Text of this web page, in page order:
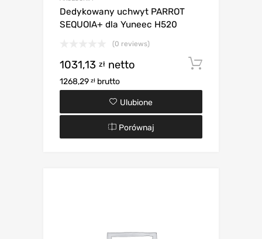
Dedykowany uchwyt PARROT
SEQUOIA+ dla Yuneec H520
(0 reviews)
1031,13 zł netto
1268,29 zł brutto
Ulubione
Porównaj